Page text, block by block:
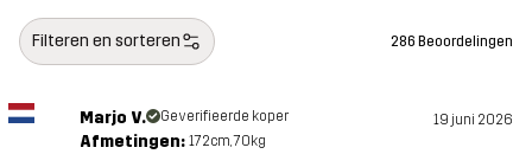
Filteren en sorteren 286 Beoordelingen
Marjo V. Geverifieerde koper 19 juni 2026
Afmetingen: 172cm, 70kg